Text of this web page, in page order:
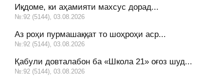
Иқдоме, ки аҳамияти махсус дорад...
№:92 (5144), 03.08.2026
Аз роҳи пурмашаққат то шоҳроҳи аср...
№:92 (5144), 03.08.2026
Қабули довталабон ба «Школа 21» оғоз шуд...
№:92 (5144), 03.08.2026